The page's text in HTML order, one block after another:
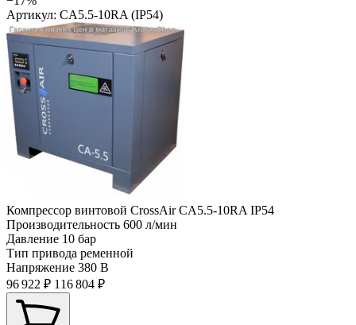
Артикул: CA5.5-10RA (IP54)
Компрессор винтовой CrossAir CA5.5-10RA IP54
Производительность 600 л/мин
Давление 10 бар
Тип привода ременной
Напряжение 380 В
96 922 ₽ 116 804 ₽